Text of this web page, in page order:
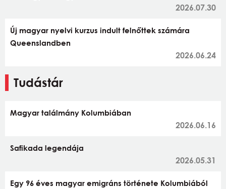
2026.07.30
Új magyar nyelvi kurzus indult felnőttek számára
Queenslandben
2026.06.24
Tudástár
Magyar találmány Kolumbiában
2026.06.16
Safikada legendája
2026.05.31
Egy 96 éves magyar emigráns története Kolumbiából